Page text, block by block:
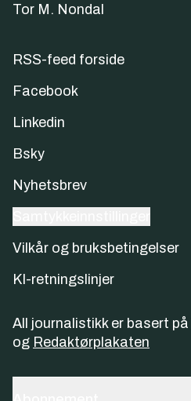
Tor M. Nondal
RSS-feed forside
Facebook
Linkedin
Bsky
Nyhetsbrev
Vilkår og bruksbetingelser
KI-retningslinjer
All journalistikk er basert på
og Redaktørplakaten